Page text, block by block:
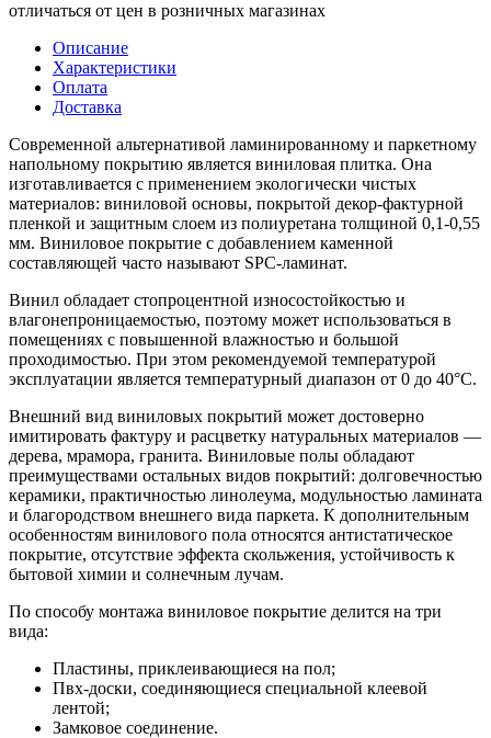
отличаться от цен в розничных магазинах
Описание
Характеристики
Оплата
Доставка
Современной альтернативой ламинированному и паркетному
напольному покрытию является виниловая плитка. Она
изготавливается с применением экологически чистых
материалов: виниловой основы, покрытой декор-фактурной
пленкой и защитным слоем из полиуретана толщиной 0,1-0,55
мм. Виниловое покрытие с добавлением каменной
составляющей часто называют SPC-ламинат.
Винил обладает стопроцентной износостойкостью и
влагонепроницаемостью, поэтому может использоваться в
помещениях с повышенной влажностью и большой
проходимостью. При этом рекомендуемой температурой
эксплуатации является температурный диапазон от 0 до 40°С.
Внешний вид виниловых покрытий может достоверно
имитировать фактуру и расцветку натуральных материалов —
дерева, мрамора, гранита. Виниловые полы обладают
преимуществами остальных видов покрытий: долговечностью
керамики, практичностью линолеума, модульностью ламината
и благородством внешнего вида паркета. К дополнительным
особенностям винилового пола относятся антистатическое
покрытие, отсутствие эффекта скольжения, устойчивость к
бытовой химии и солнечным лучам.
По способу монтажа виниловое покрытие делится на три
вида:
Пластины, приклеивающиеся на пол;
Пвх-доски, соединяющиеся специальной клеевой
лентой;
Замковое соединение.